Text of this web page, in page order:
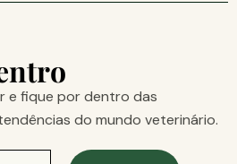
e fique por dentro das
do mundo veterinário.